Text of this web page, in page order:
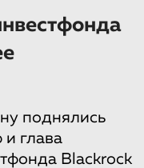
поднялись
глава
Blackrock